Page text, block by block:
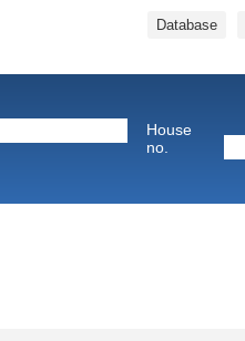
Database
House
no.